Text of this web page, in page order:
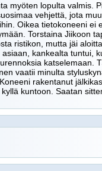
myöten lopulta valmis.
vehjettä, jota
Oikea tietokoneeni ei
Torstaina Jiikoon
ristikon, mutta jäi
kankealta tuntui,
katselemaan.
vaatii minulta
rakentanut
kuntoon. Saatan